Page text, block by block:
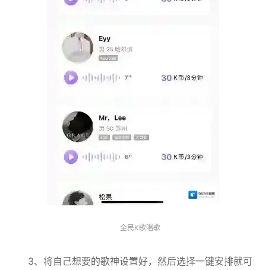
全民K歌唱歌
3、将自己想要的歌神设置好，然后选择一键安排就可